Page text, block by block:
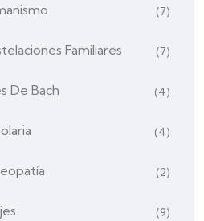
(7)
Familiares (7)
De Bach (4)
(4)
(2)
(9)